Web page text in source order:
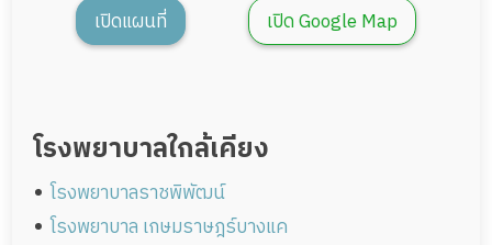
เปิดแผนที่ เปิด Google Map
โรงพยาบาลใกล้เคียง
โรงพยาบาลราชพิพัฒน์
โรงพยาบาล เกษมราษฎร์บางแค